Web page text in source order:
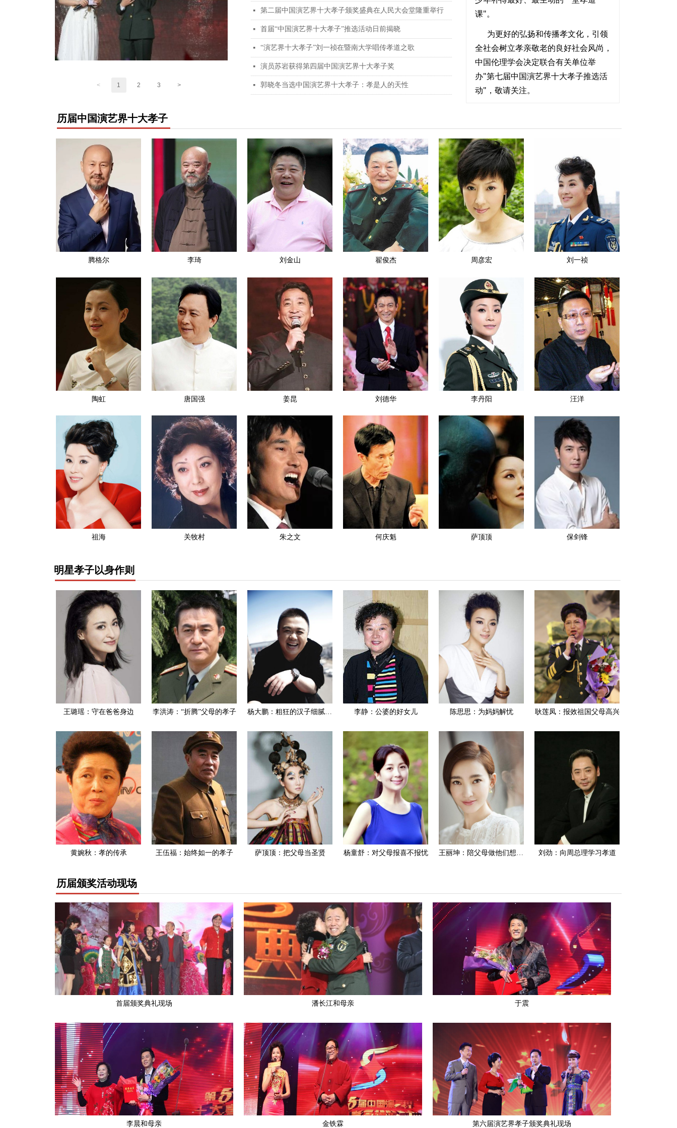
< 1 2 3 >
课"。
为更好的弘扬和传播孝文化，引领
全社会树立孝亲敬老的良好社会风尚，
中国伦理学会决定联合有关单位举
办"第七届中国演艺界十大孝子推选活
动"，敬请关注。
넷 第二届中国演艺界十大孝子颁奖盛典在人民大会堂隆重举行
넷 首届“中国演艺界十大孝子”推选活动日前揭晓
넷 “演艺界十大孝子”刘一祯在暨南大学唱传孝道之歌
넷 演员苏岩获得第四届中国演艺界十大孝子奖
넷 郭晓冬当选中国演艺界十大孝子：孝是人的天性
历届中国演艺界十大孝子
腾格尔 李琦 刘金山 翟俊杰 周彦宏 刘一祯
陶虹 唐国强 姜昆 刘德华 李丹阳 汪洋
祖海 关牧村 朱之文 何庆魁 萨顶顶 保剑锋
明星孝子以身作则
王璐瑶：守在爸爸身边 李洪涛：“折腾”父母的孝子 杨大鹏：粗狂的汉子细腻的心 李静：公婆的好女儿 陈思思：为妈妈解忧 耿莲凤：报效祖国父母高兴
黄婉秋：孝的传承 王伍福：始终如一的孝子 萨顶顶：把父母当圣贤 杨童舒：对父母报喜不报忧 王丽坤：陪父母做他们想做的事 刘劲：向周总理学习孝道
历届颁奖活动现场
首届颁奖典礼现场 潘长江和母亲 于震
李晨和母亲 金铁霖 第六届演艺界孝子颁奖典礼现场